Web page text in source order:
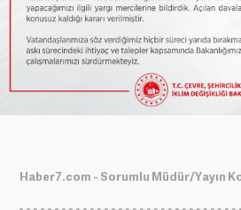
Haber7.com - Sorumlu Müdür/Yayın